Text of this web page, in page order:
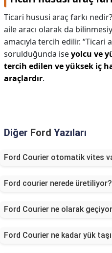
Ticari hususi araç farkı
aile aracı olarak da
amacıyla tercih edilir. “Ticari
sorulduğunda iseyolcu ve
tercih edilen ve yüksek iç
araçlardır.
Diğer Ford Yazıları
Ford Courier otomatik vites
Ford courier nerede üretiliyor?
Ford Courier ne olarak
Ford Courier ne kadar yük